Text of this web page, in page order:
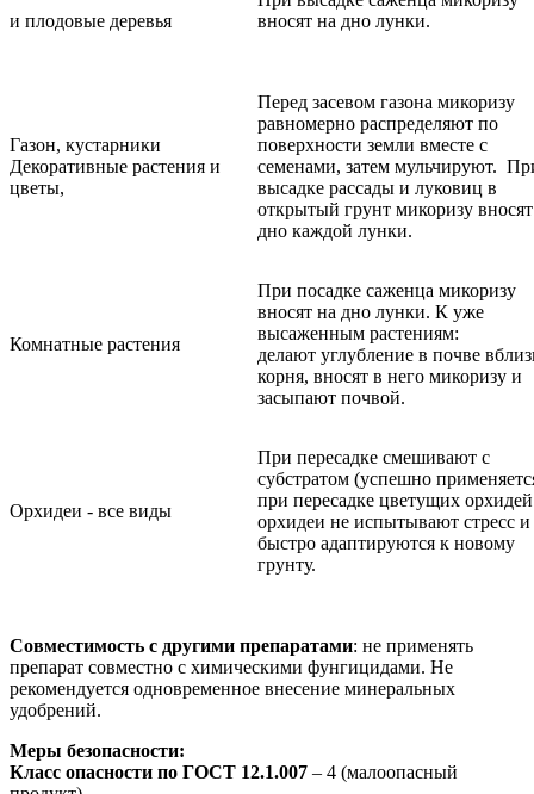
и плодовые деревья
вносят на дно лунки.
Газон, кустарники
Декоративные растения и
цветы,
Перед засевом газона микоризу
равномерно распределяют по
поверхности земли вместе с
семенами, затем мульчируют.
высадке рассады и луковиц в
открытый грунт микоризу
дно каждой лунки.
Комнатные растения
При посадке саженца микоризу
вносят на дно лунки. К уже
высаженным растениям:
делают углубление в почве
корня, вносят в него микоризу и
засыпают почвой.
Орхидеи - все виды
При пересадке смешивают с
субстратом (успешно
при пересадке цветущих
орхидеи не испытывают стресс и
быстро адаптируются к новому
грунту.
Совместимость с другими препаратами: не применять
препарат совместно с химическими фунгицидами. Не
рекомендуется одновременное внесение минеральных
удобрений.
Меры безопасности:
Класс опасности по ГОСТ 12.1.007 – 4 (малоопасный